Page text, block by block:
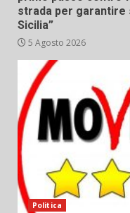
strada per garantire
Sicilia”
5 Agosto 2026
Politica